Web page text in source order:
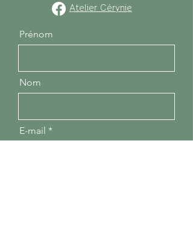
Atelier Cérynie
Prénom
Nom
E-mail